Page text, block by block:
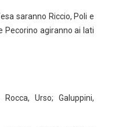
saranno Riccio, Poli e
Pecorino agiranno ai lati
Urso; Galuppini,